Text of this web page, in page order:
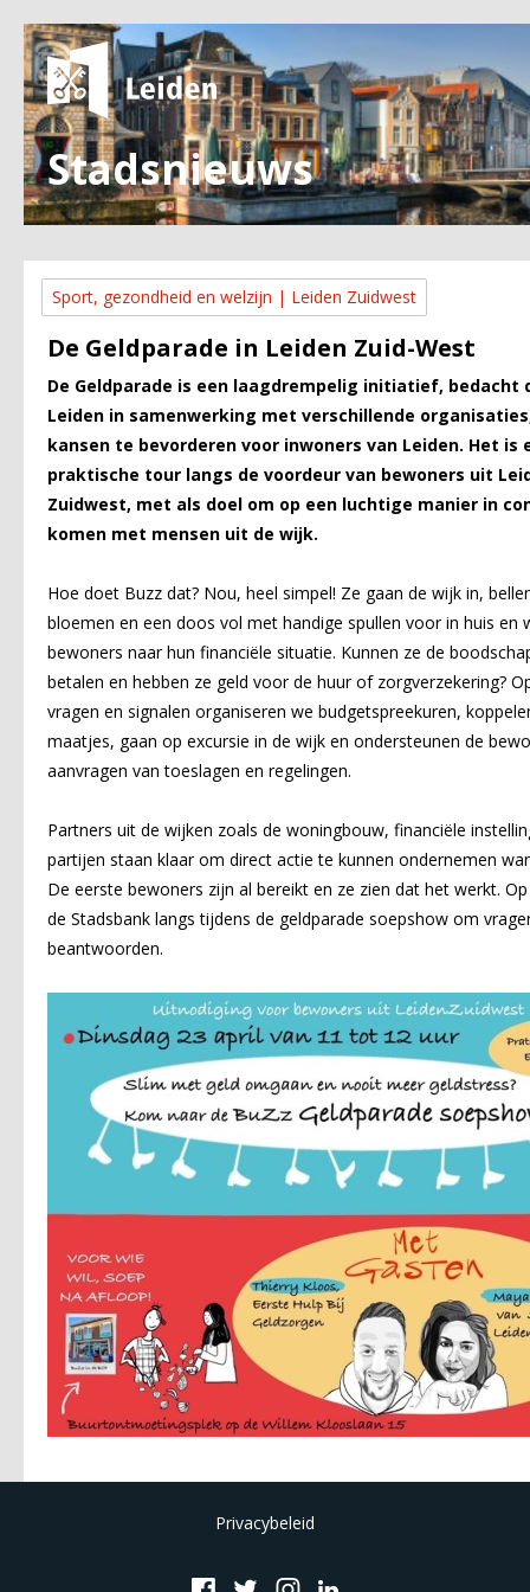
Stadsnieuws
Sport, gezondheid en welzijn | Leiden Zuidwest
De Geldparade in Leiden Zuid-West
De Geldparade is een laagdrempelig initiatief, bedacht
Leiden in samenwerking met verschillende
kansen te bevorderen voor inwoners van Leiden. Het is
praktische tour langs de voordeur van bewoners uit
Zuidwest, met als doel om op een luchtige manier in
komen met mensen uit de wijk.
Hoe doet Buzz dat? Nou, heel simpel! Ze gaan de wijk in,
bloemen en een doos vol met handige spullen voor in huis en
bewoners naar hun financiële situatie. Kunnen ze de
betalen en hebben ze geld voor de huur of zorgverzekering?
vragen en signalen organiseren we budgetspreekuren,
maatjes, gaan op excursie in de wijk en ondersteunen de
aanvragen van toeslagen en regelingen.
Partners uit de wijken zoals de woningbouw, financiële
partijen staan klaar om direct actie te kunnen ondernemen
De eerste bewoners zijn al bereikt en ze zien dat het werkt.
de Stadsbank langs tijdens de geldparade soepshow om
beantwoorden.
Privacybeleid